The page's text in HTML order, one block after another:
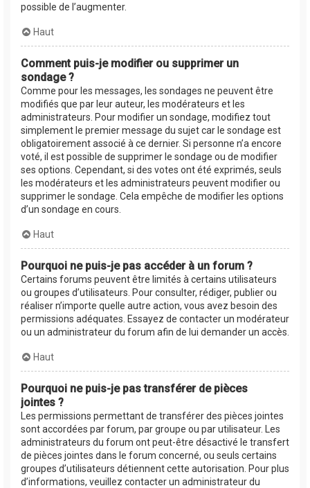
possible de l’augmenter.
Haut
Comment puis-je modifier ou supprimer un
sondage ?
Comme pour les messages, les sondages ne peuvent être
modifiés que par leur auteur, les modérateurs et les
administrateurs. Pour modifier un sondage, modifiez tout
simplement le premier message du sujet car le sondage est
obligatoirement associé à ce dernier. Si personne n’a encore
voté, il est possible de supprimer le sondage ou de modifier
ses options. Cependant, si des votes ont été exprimés, seuls
les modérateurs et les administrateurs peuvent modifier ou
supprimer le sondage. Cela empêche de modifier les options
d’un sondage en cours.
Haut
Pourquoi ne puis-je pas accéder à un forum ?
Certains forums peuvent être limités à certains utilisateurs
ou groupes d’utilisateurs. Pour consulter, rédiger, publier ou
réaliser n’importe quelle autre action, vous avez besoin des
permissions adéquates. Essayez de contacter un modérateur
ou un administrateur du forum afin de lui demander un accès.
Haut
Pourquoi ne puis-je pas transférer de pièces
jointes ?
Les permissions permettant de transférer des pièces jointes
sont accordées par forum, par groupe ou par utilisateur. Les
administrateurs du forum ont peut-être désactivé le transfert
de pièces jointes dans le forum concerné, ou seuls certains
groupes d’utilisateurs détiennent cette autorisation. Pour plus
d’informations, veuillez contacter un administrateur du